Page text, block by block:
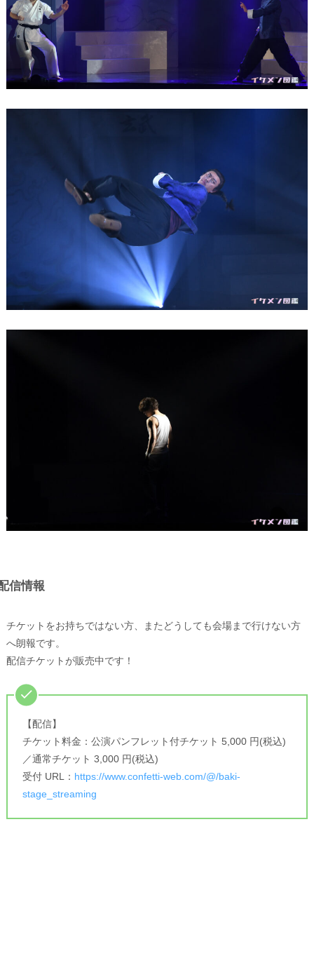
信情報
チケットをお持ちではない方、またどうしても会場まで行けない方
へ朗報です。
配信チケットが販売中です！
【配信】
チケット料金：公演パンフレット付チケット 5,000 円(税込)
／通常チケット 3,000 円(税込)
受付 URL： https://www.confetti-web.com/@/baki-
stage_streaming